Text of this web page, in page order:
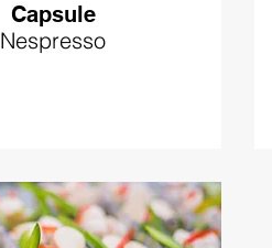
Capsule
Nespresso